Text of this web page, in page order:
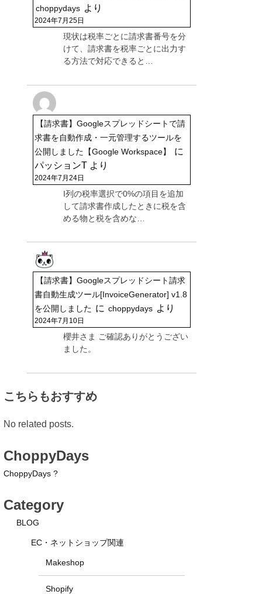
choppydays より
2024年7月25日
現状は税率ごとに請求書番号を分
けて、請求書を税率ごとに出力す
る方法で対応できると…
【請求書】Googleスプレッドシートで請
求書を自動作成・一元管理するツールを
公開しました【Google Workspace】
に
パッションT より
2024年7月24日
I列の税率選択で0%の項目を追加
して請求書作成したときに税を含
める物と税を含めな…
【請求書】Googleスプレッドシート請求
書自動生成ツール[InvoiceGenerator] v1.8
を公開しました に choppydays より
2024年7月10日
櫻井さま ご確認ありがとうござい
ました。
こちらもおすすめ
No related posts.
ChoppyDays
ChoppyDays ?
Category
BLOG
EC・ネットショップ関連
Makeshop
Shopify